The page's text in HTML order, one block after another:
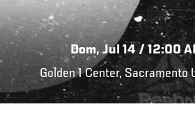
Dom, Jul 14 / 12:00
Golden 1 Center, Sacramento